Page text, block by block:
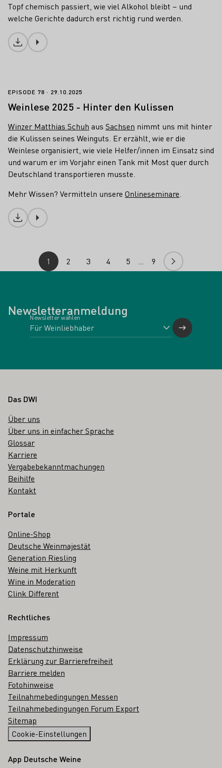
Topf chemisch passiert, wie viel Alkohol bleibt – und
welche Gerichte dadurch erst richtig rund werden.
Download
Weinlese 2025 - Hinter den Kulissen
EPISODE 78 29.10.2025
Weinlese 2025 - Hinter den Kulissen
Winzer Matthias Schuh aus Sachsen nimmt uns mit hinter
die Kulissen seines Weinguts. Er erzählt, wie er die
Weinlese organisiert, wie viele Helfer/innen im Einsatz sind
und warum er im Vorjahr einen Tank mit Most quer durch
Deutschland transportieren musste.
Mehr Wissen? Vermitteln unsere Onlineseminare
Download
1 2 3 4 5 9
Newsletteranmeldung
Newsletter wählen
Fußbereich
Das DWI
Über uns
Über uns in einfacher Sprache
Glossar
Karriere
Vergabebekanntmachungen
Beihilfe
Kontakt
Portale
Online-Shop
Deutsche Weinmajestät
Generation Riesling
Weine mit Herkunft
Wine in Moderation
Clink Different
Rechtliches
Impressum
Datenschutzhinweise
Erklärung zur Barrierefreiheit
Barriere melden
Fotohinweise
Teilnahmebedingungen Messen
Teilnahmebedingungen Forum Export
Sitemap
Cookie-Einstellungen
App Deutsche Weine